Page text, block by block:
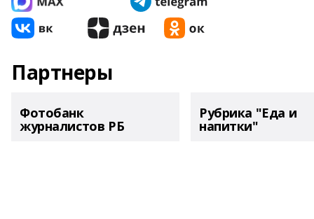
Партнеры
Фотобанк
журналистов РБ
Рубрика "Еда и
напитки"